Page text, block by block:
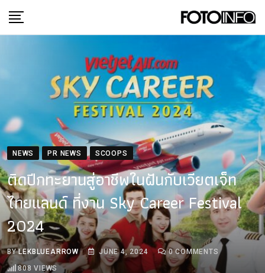
to
NEWS PR NEWS SCOOPS
ติดปีกทะยานสู่อาชีพในฝันกับเวียตเจ็ท
ไทยแลนด์ ที่งาน Sky Career Festival
2024
BYLEKBLUEARROW JUNE 4, 2024 0COMMENTS
808 VIEWS